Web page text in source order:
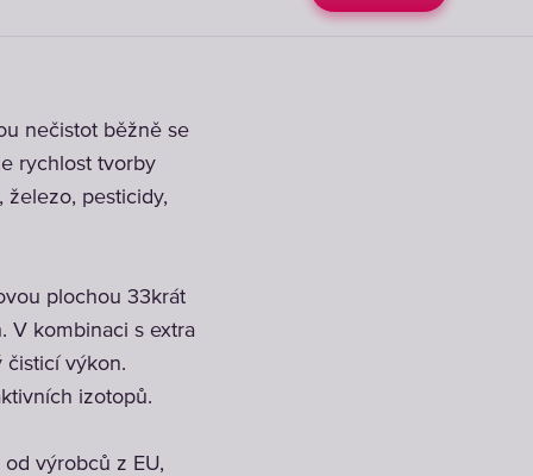
nečistot běžně se
rychlost tvorby
železo, pesticidy,
plochou 33krát
V kombinaci s extra
čisticí výkon.
izotopů.
výrobců z EU,